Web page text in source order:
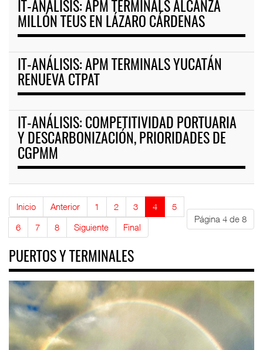
IT-ANÁLISIS: APM TERMINALS ALCANZA
MILLÓN TEUS EN LÁZARO CÁRDENAS
IT-ANÁLISIS: APM TERMINALS YUCATÁN
RENUEVA CTPAT
IT-ANÁLISIS: COMPETITIVIDAD PORTUARIA
Y DESCARBONIZACIÓN, PRIORIDADES DE
CGPMM
Página 4 de 8
Inicio Anterior 1 2 3 4
5
6
7 8 Siguiente Final
PUERTOS Y TERMINALES